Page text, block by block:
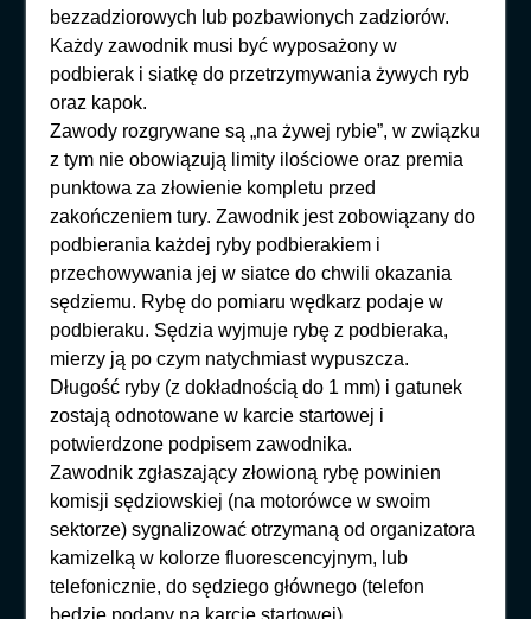
bezzadziorowych lub pozbawionych zadziorów.
Każdy zawodnik musi być wyposażony w
podbierak i siatkę do przetrzymywania żywych ryb
oraz kapok.
Zawody rozgrywane są „na żywej rybie”, w związku
z tym nie obowiązują limity ilościowe oraz premia
punktowa za złowienie kompletu przed
zakończeniem tury. Zawodnik jest zobowiązany do
podbierania każdej ryby podbierakiem i
przechowywania jej w siatce do chwili okazania
sędziemu. Rybę do pomiaru wędkarz podaje w
podbieraku. Sędzia wyjmuje rybę z podbieraka,
mierzy ją po czym natychmiast wypuszcza.
Długość ryby (z dokładnością do 1 mm) i gatunek
zostają odnotowane w karcie startowej i
potwierdzone podpisem zawodnika.
Zawodnik zgłaszający złowioną rybę powinien
komisji sędziowskiej (na motorówce w swoim
sektorze) sygnalizować otrzymaną od organizatora
kamizelką w kolorze fluorescencyjnym, lub
telefonicznie, do sędziego głównego (telefon
będzie podany na karcie startowej).